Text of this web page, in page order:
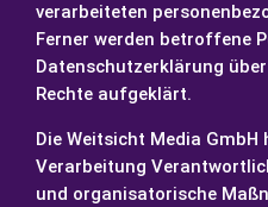
verarbeiteten
Ferner werden betroffene
Datenschutzerklärung
Rechte aufgeklärt.
Die Weitsicht Media
Verarbeitung
und organisatorische